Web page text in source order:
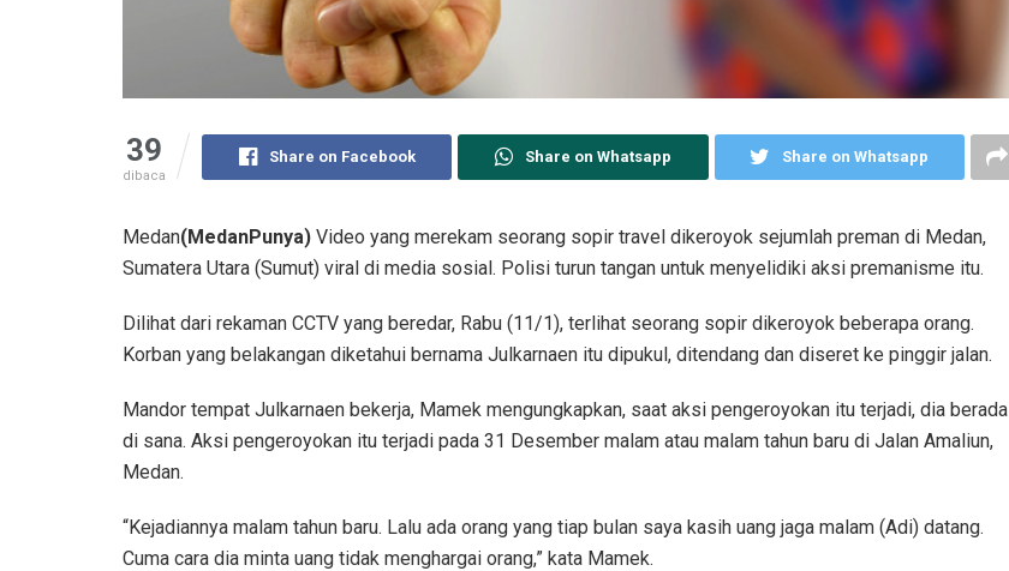
39
dibaca
Share on Facebook Share on Whatsapp Share on Whatsapp
Medan(MedanPunya) Video yang merekam seorang sopir travel dikeroyok sejumlah preman di Medan,
Sumatera Utara (Sumut) viral di media sosial. Polisi turun tangan untuk menyelidiki aksi premanisme itu.
Dilihat dari rekaman CCTV yang beredar, Rabu (11/1), terlihat seorang sopir dikeroyok beberapa orang.
Korban yang belakangan diketahui bernama Julkarnaen itu dipukul, ditendang dan diseret ke pinggir jalan.
Mandor tempat Julkarnaen bekerja, Mamek mengungkapkan, saat aksi pengeroyokan itu terjadi, dia berada
di sana. Aksi pengeroyokan itu terjadi pada 31 Desember malam atau malam tahun baru di Jalan Amaliun,
Medan.
“Kejadiannya malam tahun baru. Lalu ada orang yang tiap bulan saya kasih uang jaga malam (Adi) datang.
Cuma cara dia minta uang tidak menghargai orang,” kata Mamek.